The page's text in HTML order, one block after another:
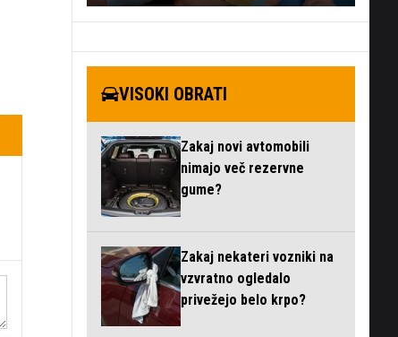
VISOKI OBRATI
Zakaj novi avtomobili
nimajo več rezervne
gume?
Zakaj nekateri vozniki na
vzvratno ogledalo
privežejo belo krpo?